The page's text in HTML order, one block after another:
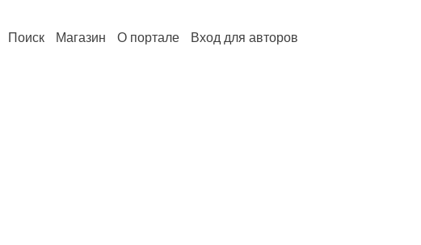
Поиск Магазин О портале Вход для авторов